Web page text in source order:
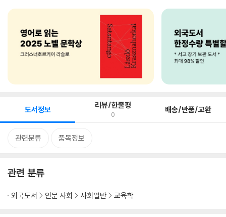
도서정보 리뷰/한줄평
0 배송/반품/교환
관련분류 품목정보
관련 분류
외국도서 인문 사회 사회일반 교육학